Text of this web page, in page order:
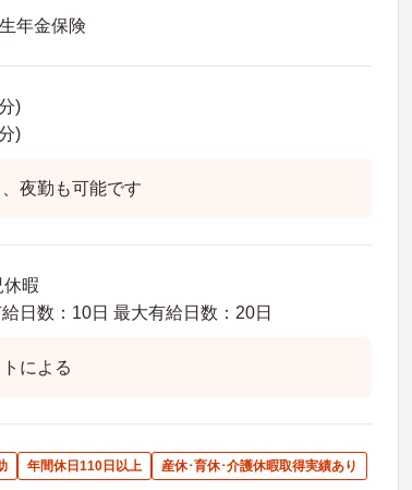
年金保険
)
)
夜勤も可能です
休暇
日数：10日 最大有給日数：20日
による
年間休日110日以上
産休･育休･介護休暇取得実績あり